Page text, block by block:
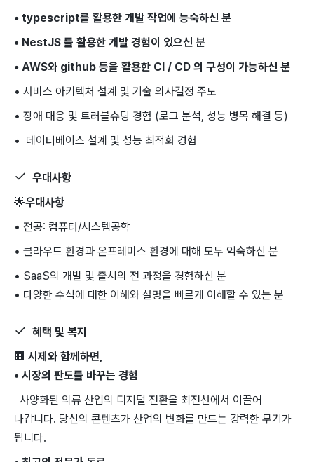
• typescript를 활용한 개발 작업에 능숙하신 분
• NestJS 를 활용한 개발 경험이 있으신 분
• AWS와 github 등을 활용한 CI / CD 의 구성이 가능하신 분
• 서비스 아키텍처 설계 및 기술 의사결정 주도
• 장애 대응 및 트러블슈팅 경험 (로그 분석, 성능 병목 해결 등)
• 데이터베이스 설계 및 성능 최적화 경험
우대사항
🌟우대사항
• 전공: 컴퓨터/시스템공학
• 클라우드 환경과 온프레미스 환경에 대해 모두 익숙하신 분
• SaaS의 개발 및 출시의 전 과정을 경험하신 분
• 다양한 수식에 대한 이해와 설명을 빠르게 이해할 수 있는 분
혜택 및 복지
🏢 시제와 함께하면,
• 시장의 판도를 바꾸는 경험
사양화된 의류 산업의 디지털 전환을 최전선에서 이끌어
나갑니다. 당신의 콘텐츠가 산업의 변화를 만드는 강력한 무기가
됩니다.